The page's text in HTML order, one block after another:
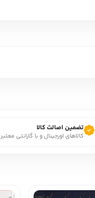
تضمین اصالت کالا
کالاهای اورجینال و با گارانتی معتبر